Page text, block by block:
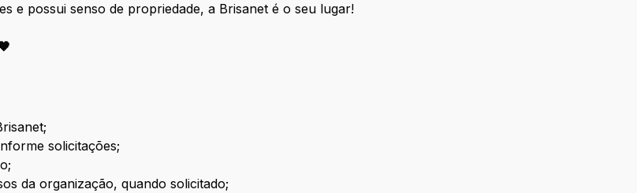
e possui senso de propriedade, a Brisanet é o seu lugar!
solicitações;
da organização, quando solicitado;